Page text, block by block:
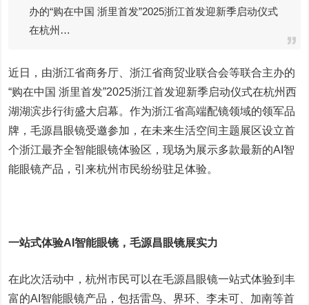
办的“购在中国 浙里首发”2025浙江首发迎新季启动仪式
在杭州…
近日，由浙江省商务厅、浙江省商贸业联合会等联合主办的
“购在中国 浙里首发”2025浙江首发迎新季启动仪式在杭州西
湖湖滨步行街盛大启幕。作为浙江省高端配镜领域的领军品
牌，毛源昌眼镜受邀参加，在未来生活空间主题展区设立首
个浙江最齐全智能眼镜体验区，现场为展示多款最新的AI智
能眼镜产品，引来杭州市民纷纷驻足体验。
一站式体验AI智能眼镜，毛源昌眼镜展实力
在此次活动中，杭州市民可以在毛源昌眼镜一站式体验到丰
富的AI智能眼镜产品，包括雷鸟、界环、李未可、加南等首